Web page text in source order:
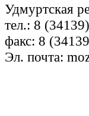
Удмуртская
тел.: 8
факс: 8
Эл. почта: